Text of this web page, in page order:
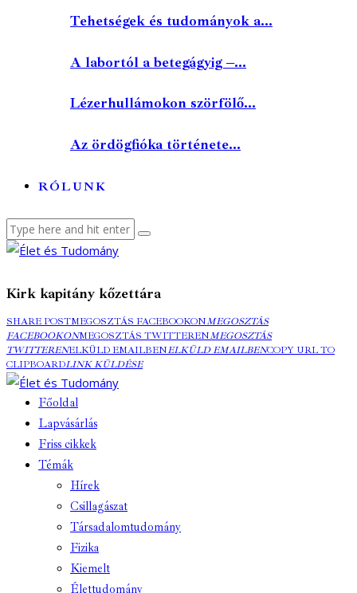
Tehetségek és tudományok a...
A labortól a betegágyig –...
Lézerhullámokon szörfölő...
Az ördögfióka története...
RÓLUNK
Kirk kapitány kőzettára
SHARE POSTMEGOSZTÁS FACEBOOKONMEGOSZTÁS
FACEBOOKONMEGOSZTÁS TWITTERENMEGOSZTÁS
TWITTERENELKÜLD EMAILBENELKÜLD EMAILBENCOPY URL TO
CLIPBOARDLINK KÜLDÉSE
Főoldal
Lapvásárlás
Friss cikkek
Témák
Hírek
Csillagászat
Társadalomtudomány
Fizika
Kiemelt
Élettudomány